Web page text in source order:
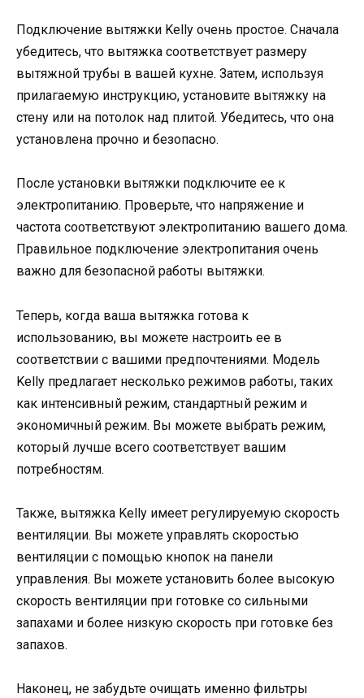
Подключение вытяжки Kelly очень простое. Сначала
убедитесь, что вытяжка соответствует размеру
вытяжной трубы в вашей кухне. Затем, используя
прилагаемую инструкцию, установите вытяжку на
стену или на потолок над плитой. Убедитесь, что она
установлена прочно и безопасно.
После установки вытяжки подключите ее к
электропитанию. Проверьте, что напряжение и
частота соответствуют электропитанию вашего дома.
Правильное подключение электропитания очень
важно для безопасной работы вытяжки.
Теперь, когда ваша вытяжка готова к
использованию, вы можете настроить ее в
соответствии с вашими предпочтениями. Модель
Kelly предлагает несколько режимов работы, таких
как интенсивный режим, стандартный режим и
экономичный режим. Вы можете выбрать режим,
который лучше всего соответствует вашим
потребностям.
Также, вытяжка Kelly имеет регулируемую скорость
вентиляции. Вы можете управлять скоростью
вентиляции с помощью кнопок на панели
управления. Вы можете установить более высокую
скорость вентиляции при готовке со сильными
запахами и более низкую скорость при готовке без
запахов.
Наконец, не забудьте очищать именно фильтры